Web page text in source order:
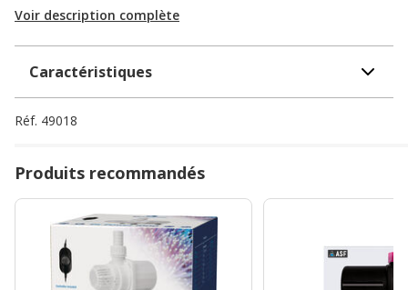
Voir description complète
Caractéristiques
Réf. 49018
Produits recommandés